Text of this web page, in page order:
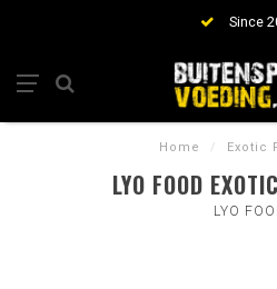
Since
Home / Exotic
LYO FOOD
LYO